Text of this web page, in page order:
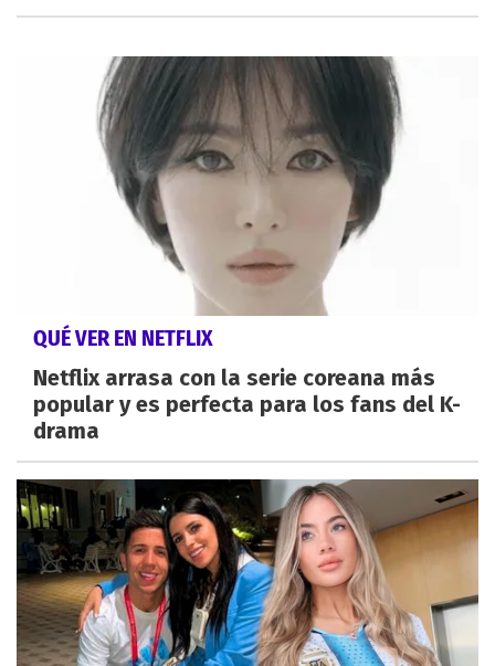
QUÉ VER EN NETFLIX
Netflix arrasa con la serie coreana más
popular y es perfecta para los fans del K-
drama